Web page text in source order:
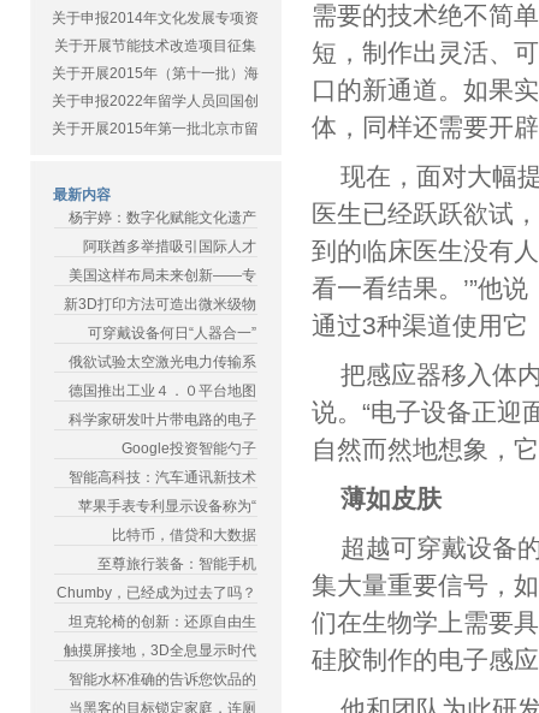
关于申报2014年文化发展专项资
关于开展节能技术改造项目征集
关于开展2015年（第十一批）海
关于申报2022年留学人员回国创
关于开展2015年第一批北京市留
最新内容
杨宇婷：数字化赋能文化遗产
阿联酋多举措吸引国际人才
美国这样布局未来创新——专
新3D打印方法可造出微米级物
可穿戴设备何日“人器合一”
俄欲试验太空激光电力传输系
德国推出工业４．０平台地图
科学家研发叶片带电路的电子
Google投资智能勺子
智能高科技：汽车通讯新技术
苹果手表专利显示设备称为“
比特币，借贷和大数据
至尊旅行装备：智能手机
Chumby，已经成为过去了吗？
坦克轮椅的创新：还原自由生
触摸屏接地，3D全息显示时代
智能水杯准确的告诉您饮品的
当黑客的目标锁定家庭，连厕
需要的技术绝不简
短，制作出灵活、
口的新通道。如果
体，同样还需要开
现在，面对大幅
医生已经跃跃欲试
到的临床医生没有
看一看结果。’”他
通过3种渠道使用它
把感应器移入体
说。“电子设备正迎
自然而然地想象，
薄如皮肤
超越可穿戴设备
集大量重要信号，
们在生物学上需要
硅胶制作的电子感